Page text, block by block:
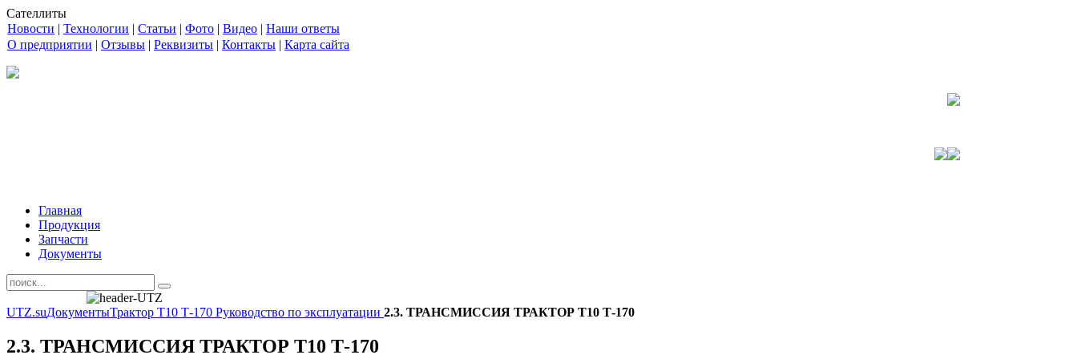
Сателлиты
Новости | Технологии | Статьи | Фото | Видео | Наши ответы
О предприятии | Отзывы | Реквизиты | Контакты | Карта сайта
Главная
Продукция
Запчасти
Документы
UTZ.suДокументыТрактор Т10 Т-170 Руководство по эксплуатации 2.3. ТРАНСМИССИЯ ТРАКТОР Т10 Т-170
2.3. ТРАНСМИССИЯ ТРАКТОР Т10 Т-170